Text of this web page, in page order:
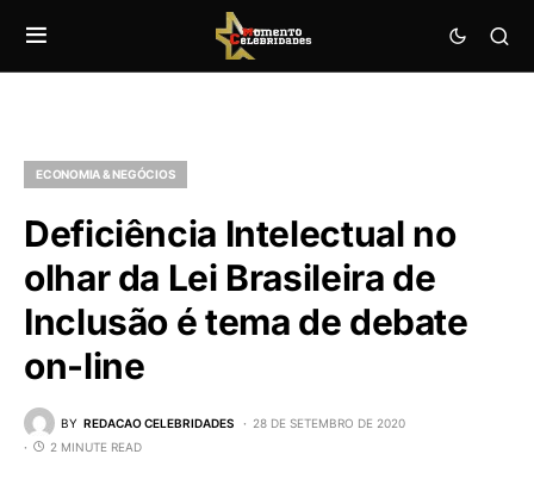
ECONOMIA & NEGÓCIOS
Deficiência Intelectual no
olhar da Lei Brasileira de
Inclusão é tema de debate
on-line
BY REDACAO CELEBRIDADES
28 DE SETEMBRO DE 2020
2 MINUTE READ